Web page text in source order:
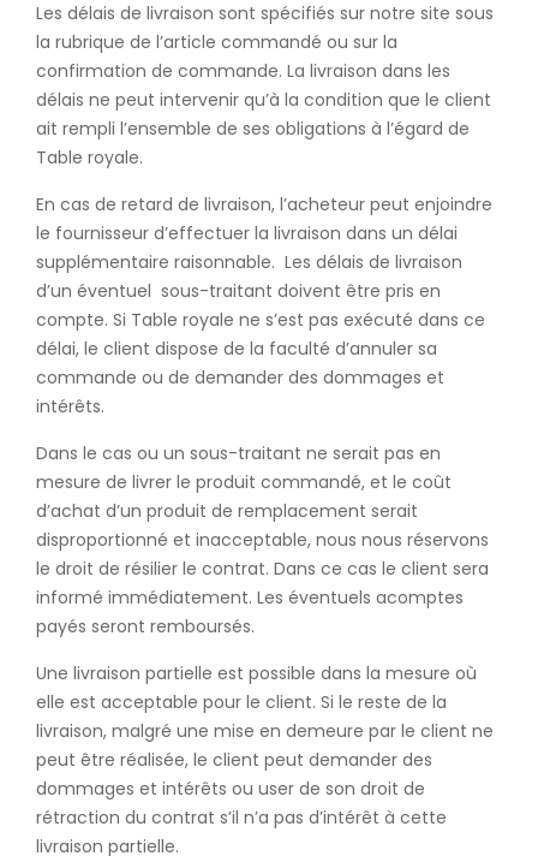
Les délais de livraison sont spécifiés sur notre site sous
la rubrique de l’article commandé ou sur la
confirmation de commande. La livraison dans les
délais ne peut intervenir qu’à la condition que le client
ait rempli l’ensemble de ses obligations à l’égard de
Table royale.
En cas de retard de livraison, l’acheteur peut enjoindre
le fournisseur d’effectuer la livraison dans un délai
supplémentaire raisonnable. Les délais de livraison
d’un éventuel sous-traitant doivent être pris en
compte. Si Table royale ne s’est pas exécuté dans ce
délai, le client dispose de la faculté d’annuler sa
commande ou de demander des dommages et
intérêts.
Dans le cas ou un sous-traitant ne serait pas en
mesure de livrer le produit commandé, et le coût
d’achat d’un produit de remplacement serait
disproportionné et inacceptable, nous nous réservons
le droit de résilier le contrat. Dans ce cas le client sera
informé immédiatement. Les éventuels acomptes
payés seront remboursés.
Une livraison partielle est possible dans la mesure où
elle est acceptable pour le client. Si le reste de la
livraison, malgré une mise en demeure par le client ne
peut être réalisée, le client peut demander des
dommages et intérêts ou user de son droit de
rétraction du contrat s’il n’a pas d’intérêt à cette
livraison partielle.